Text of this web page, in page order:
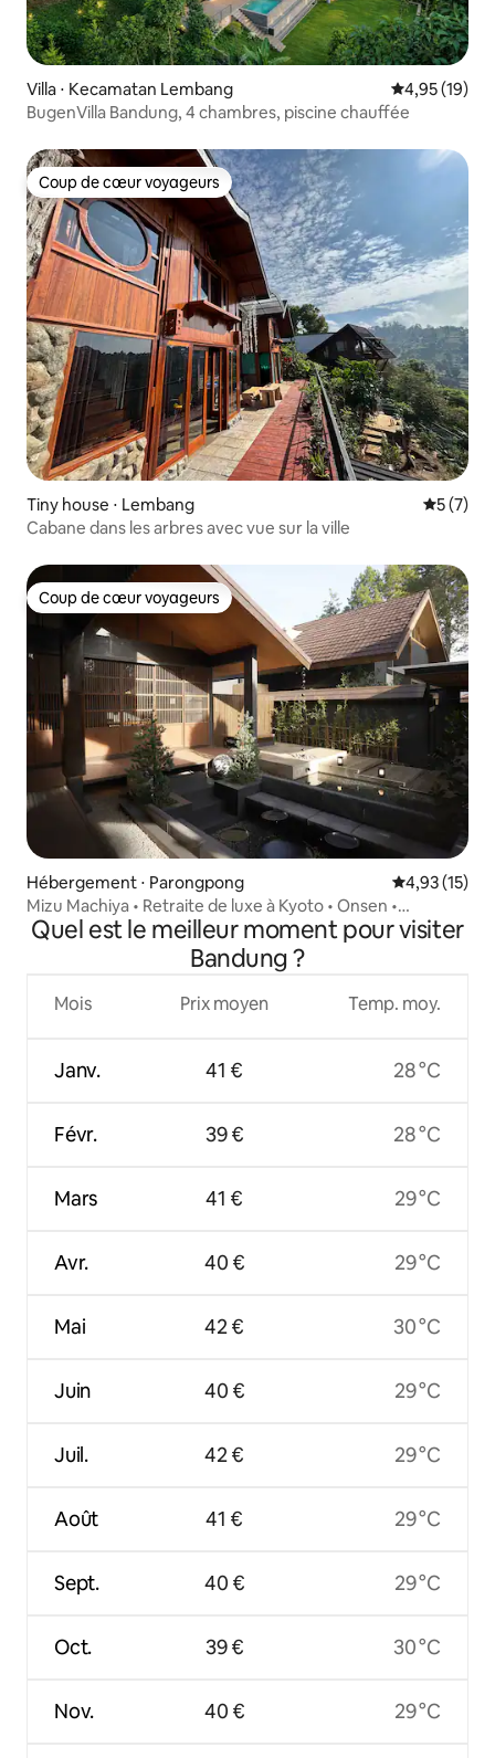
Villa ⋅ Kecamatan Lembang Évaluation
4,95 (19)
BugenVilla Bandung, 4 chambres, piscine chauffée
Coup de cœur voyageurs
Coup de cœur voyageurs
Tiny house ⋅ Lembang
5 (7)
Cabane dans les arbres avec vue sur la ville
Coup de cœur voyageurs
Coup de cœur voyageurs
Hébergement ⋅ Parongpong Évaluation
4,93 (15)
Mizu Machiya • Retraite de luxe à Kyoto • Onsen •
Lembang
Quel est le meilleur moment pour visiter
Bandung ?
Mois
Janv.
Févr.
Mars
Avr.
Mai
Juin
Juil.
Août
Sept.
Oct.
Nov.
Prix moyen
41 €
39 €
41 €
40 €
42 €
40 €
42 €
41 €
40 €
39 €
40 €
Temp. moy.
28 °C
28 °C
29 °C
29 °C
30 °C
29 °C
29 °C
29 °C
29 °C
30 °C
29 °C